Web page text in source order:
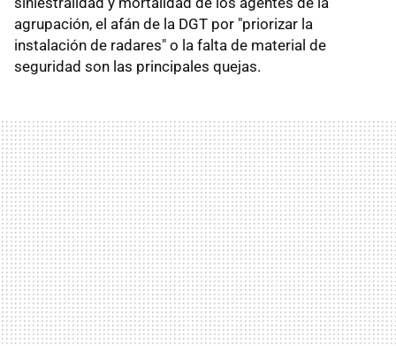
agrupación, el afán de la DGT por "priorizar la
instalación de radares" o la falta de material de
seguridad son las principales quejas.